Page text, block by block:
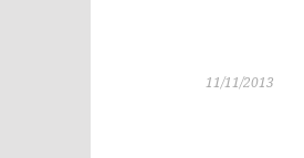
11/11/2013